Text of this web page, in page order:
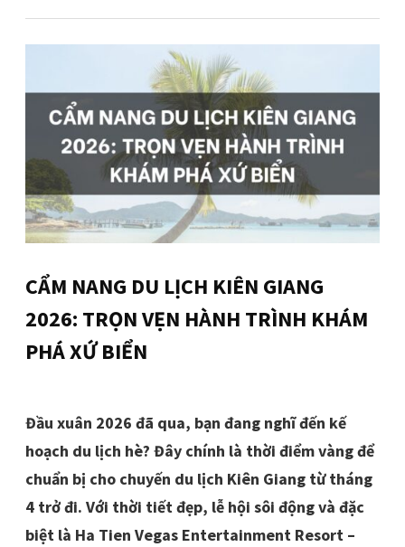
CẨM NANG DU LỊCH KIÊN GIANG
2026: TRỌN VẸN HÀNH TRÌNH KHÁM
PHÁ XỨ BIỂN
Đầu xuân 2026 đã qua, bạn đang nghĩ đến kế
hoạch du lịch hè? Đây chính là thời điểm vàng để
chuẩn bị cho chuyến du lịch Kiên Giang từ tháng
4 trở đi. Với thời tiết đẹp, lễ hội sôi động và đặc
biệt là Ha Tien Vegas Entertainment Resort –